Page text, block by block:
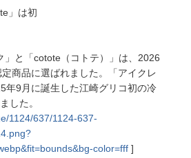
」は初
と「cotote（コトテ）」は、2026
商品に選ばれました。「アイクレ
年9月に誕生した江崎グリコ初の冷
した。
1124/637/1124-637-
color=fff ]